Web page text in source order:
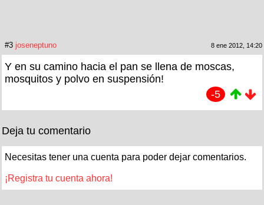
#3 joseneptuno 8 ene 2012, 14:20
Y en su camino hacia el pan se llena de moscas,
mosquitos y polvo en suspensión!
-5
Deja tu comentario
Necesitas tener una cuenta para poder dejar comentarios.
¡Registra tu cuenta ahora!